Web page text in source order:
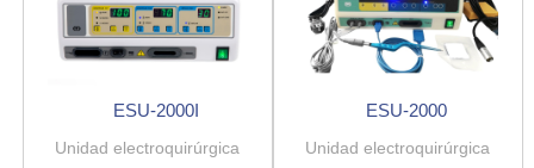
ESU-2000I
Unidad electroquirúrgica
ESU-2000
Unidad electroquirúrgica